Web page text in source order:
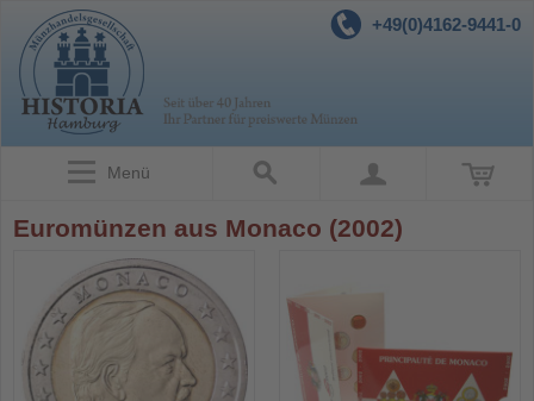
+49(0)4162-9441-0
Menü
Euromünzen aus Monaco (2002)